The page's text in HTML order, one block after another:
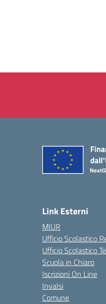
Link Esterni
MIUR
Ufficio Scolastico
Ufficio Scolastico
Scuola in Chiaro
Iscrizioni On Line
Invalsi
Comune